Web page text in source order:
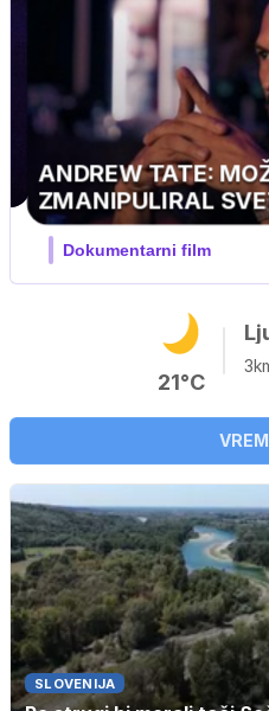
MOJ PRIJATELJ
Film meseca / družinski,
21°C
SLOVENIJA